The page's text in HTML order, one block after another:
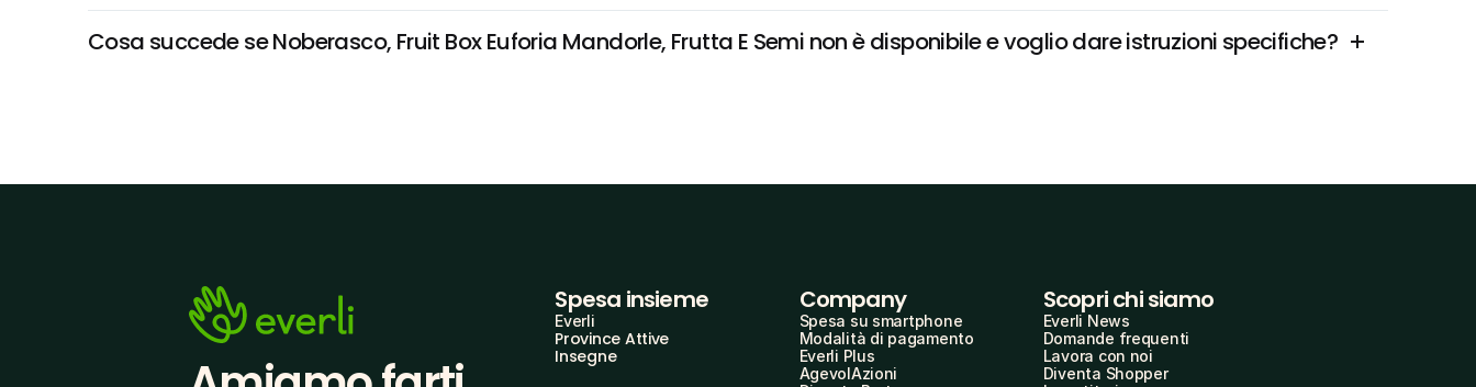
Cosa succede se Noberasco, Fruit Box Euforia Mandorle, Frutta E Semi non è disponibile e voglio dare istruzioni specifiche?
Spesa insieme
Everli
Province Attive
Insegne
Company
Spesa su smartphone
Modalità di pagamento
Everli Plus
AgevolAzioni
Scopri chi siamo
Everli News
Domande frequenti
Lavora con noi
Diventa Shopper